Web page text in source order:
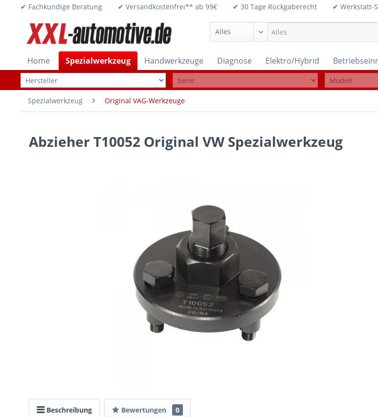
✔ Fachkundige Beratung ✔ Versandkostenfrei** ab 99€ ✔ 30 Tage Rückgaberecht ✔
Home Spezialwerkzeug Handwerkzeuge Diagnose Elektro/Hybrid
Spezialwerkzeug Original VAG-Werkzeuge
Abzieher T10052 Original VW Spezialwerkzeug
Beschreibung Bewertungen 0